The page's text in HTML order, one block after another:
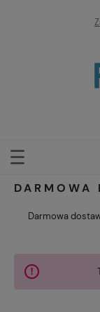
DARMOWA
Darmowa